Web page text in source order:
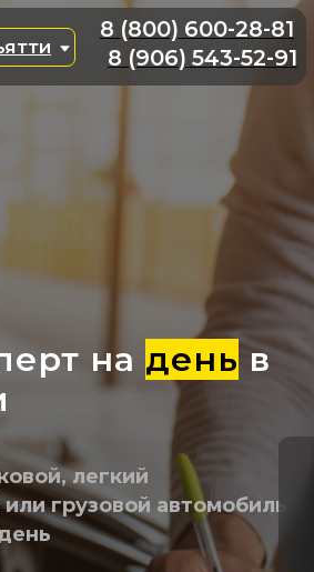
8 (800) 600-28-81
8 (906) 543-52-91
на день в
легкий
грузовой автомобиль